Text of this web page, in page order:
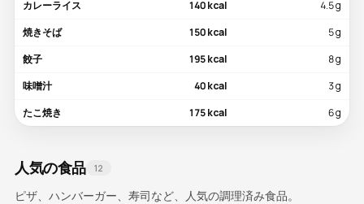
カレーライス
140 kcal
4.5 g
焼きそば
150 kcal
5 g
餃子
195 kcal
8 g
味噌汁
40 kcal
3 g
たこ焼き
175 kcal 6 g
人気の食品 12
ピザ、ハンバーガー、寿司など、人気の調理済み食品。